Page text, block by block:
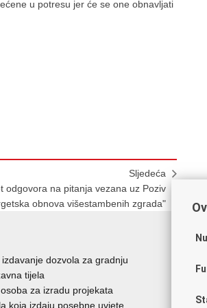
u potresu jer će se one obnavljati
Sljedeća
odgovora na pitanja vezana uz Poziv
obnova višestambenih zgrada"
dozvola za gradnju
tijela
za izradu projekata
koja izdaju posebne uvjete